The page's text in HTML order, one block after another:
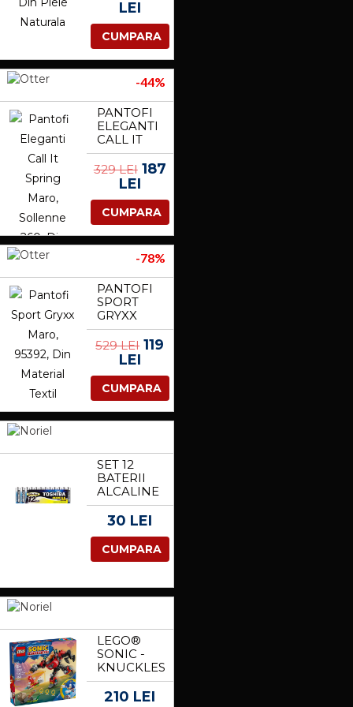
NATURALA
LEI
CUMPARA
-44%
PANTOFI
ELEGANTI
CALL IT
SPRING
MARO,
SOLLENNE
260, DIN
PIELE
ECOLOGICA
LACUITA
329 LEI187
LEI
CUMPARA
-78%
PANTOFI
SPORT
GRYXX
MARO,
95392,
DIN
MATERIAL
TEXTIL
529 LEI119
LEI
CUMPARA
SET 12
BATERII
ALCALINE
TOSHIBA
R6 AA
30 LEI
CUMPARA
LEGO®
SONIC -
KNUCKLES
VS. DR.
EGGMAN
210 LEI